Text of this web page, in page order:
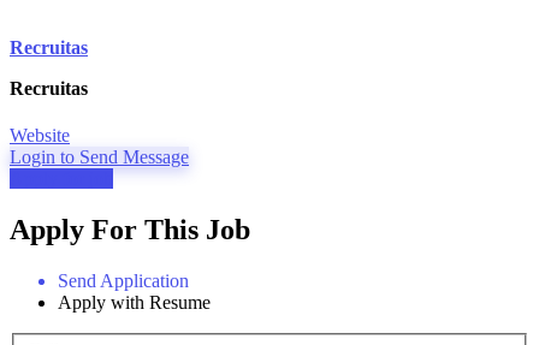
Recruitas
Recruitas
Website
Login to Send Message
Apply For This Job
Send Application
Apply with Resume